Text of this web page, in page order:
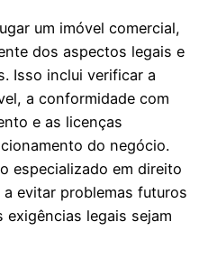
um imóvel comercial,
dos aspectos legais e
Isso inclui verificar a
a conformidade com
e as licenças
do negócio.
especializado em direito
evitar problemas futuros
legais sejam